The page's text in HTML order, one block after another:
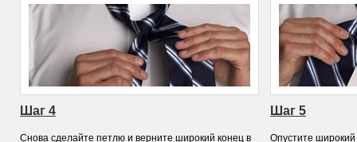
Шаг 4
Cнова сделайте петлю и верните широкий конец в
Шаг 5
Опустите широкий